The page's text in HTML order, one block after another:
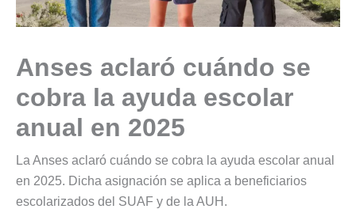
Anses aclaró cuándo se
cobra la ayuda escolar
anual en 2025
La Anses aclaró cuándo se cobra la ayuda escolar anual
en 2025. Dicha asignación se aplica a beneficiarios
escolarizados del SUAF y de la AUH.